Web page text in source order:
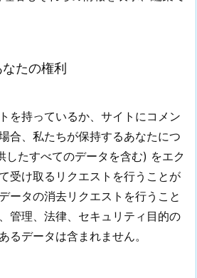
たの権利
を持っているか、サイトにコメン
合、私たちが保持するあなたにつ
したすべてのデータを含む) をエク
受け取るリクエストを行うことが
ータの消去リクエストを行うこと
管理、法律、セキュリティ目的の
るデータは含まれません。